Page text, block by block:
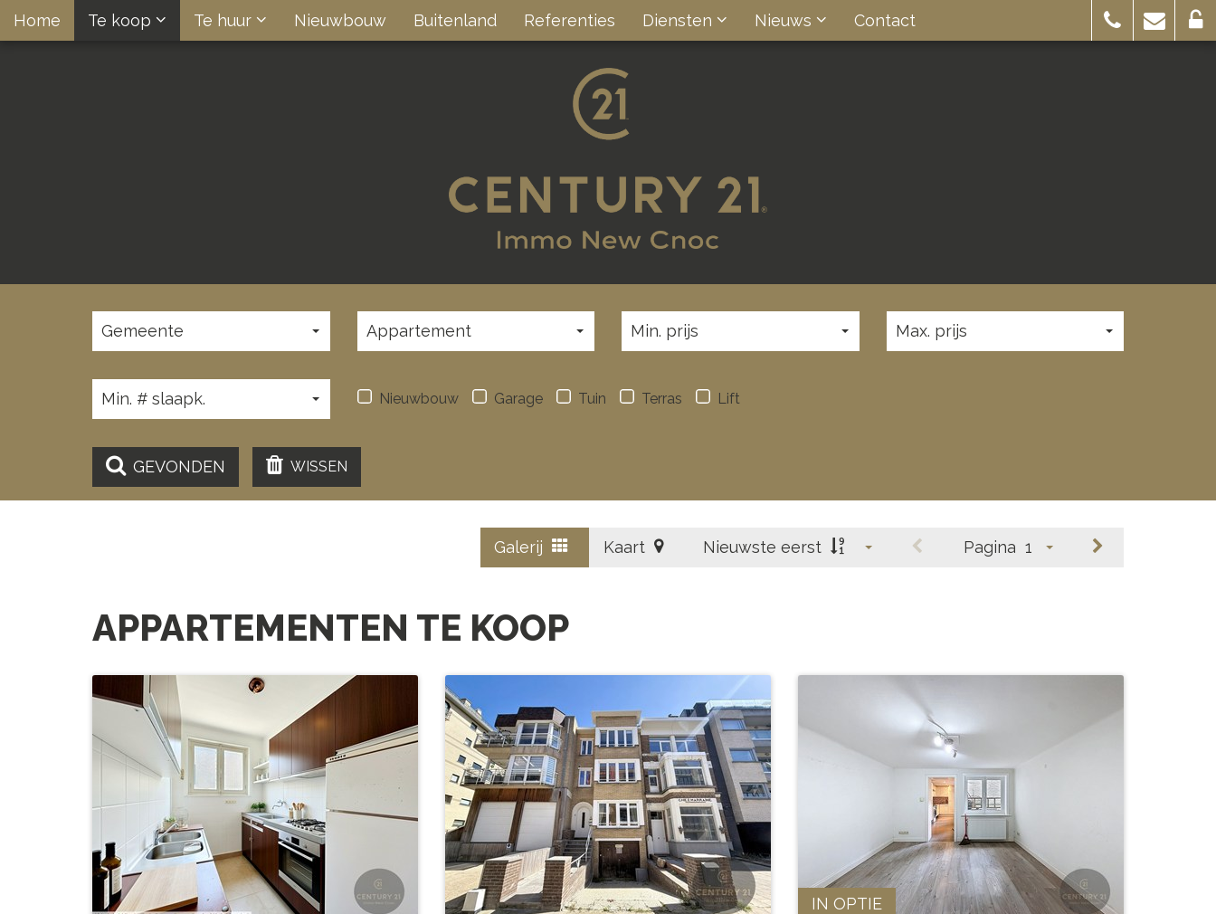
Home Te koop Te huur Nieuwbouw Buitenland Referenties Diensten Nieuws Contact
Gemeente Appartement Min. prijs Max. prijs
Min. # slaapk. Nieuwbouw Garage Tuin Terras Lift
GEVONDEN WISSEN
Galerij Kaart Nieuwste eerst Pagina 1
APPARTEMENTEN TE KOOP
Studio/App op toplocatie nabij de
haven van Blankenberge
BEW. OPP.
43 m²
# SLPK.
2
IN OPTIE
kelderappartement met RUIM
terras vlak aan zee
BEW. OPP.